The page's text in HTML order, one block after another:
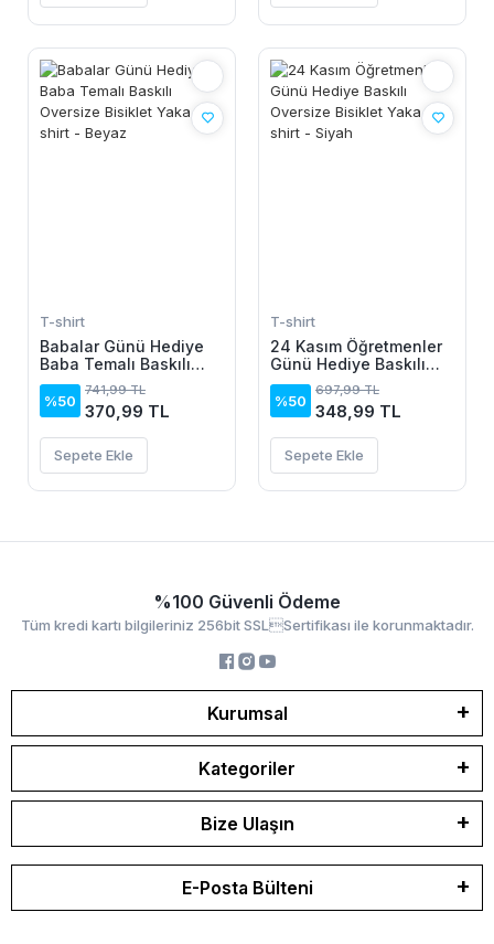
T-shirt
Babalar Günü Hediye
Baba Temalı Baskılı
Oversize Bisiklet Yaka
T-shirt - Beyaz
%50
741,99 TL
370,99 TL
Sepete Ekle
T-shirt
24 Kasım Öğretmenler
Günü Hediye Baskılı
Oversize Bisiklet Yaka
T-shirt - Siyah
%50
697,99 TL
348,99 TL
Sepete Ekle
%100 Güvenli Ödeme
Tüm kredi kartı bilgileriniz 256bit SSLSertifikası ile korunmaktadır.
Kurumsal
Kategoriler
Bize Ulaşın
E-Posta Bülteni